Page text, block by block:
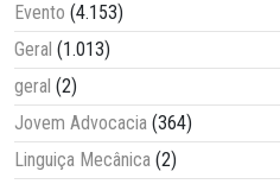
Evento (4.153)
Geral (1.013)
geral (2)
Jovem Advocacia (364)
Linguiça Mecânica (2)